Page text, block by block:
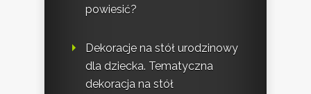
powiesić?
Dekoracje na stół urodzinowy
dla dziecka. Tematyczna
dekoracja na stół